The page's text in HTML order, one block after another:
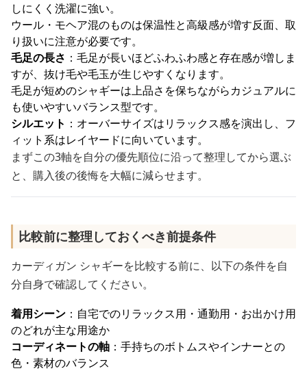
しにくく洗濯に強い。
ウール・モヘア混のものは保温性と高級感が増す反面、取
り扱いに注意が必要です。
毛足の長さ ：毛足が長いほどふわふわ感と存在感が増しま
すが、抜け毛や毛玉が生じやすくなります。
毛足が短めのシャギーは上品さを保ちながらカジュアルに
も使いやすいバランス型です。
シルエット ：オーバーサイズはリラックス感を演出し、フ
ィット系はレイヤードに向いています。
まずこの3軸を自分の優先順位に沿って整理してから選ぶ
と、購入後の後悔を大幅に減らせます。
比較前に整理しておくべき前提条件
カーディガン シャギーを比較する前に、以下の条件を自
分自身で確認してください。
着用シーン ：自宅でのリラックス用・通勤用・お出かけ用
のどれが主な用途か
コーディネートの軸 ：手持ちのボトムスやインナーとの
色・素材のバランス